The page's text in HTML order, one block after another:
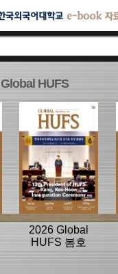
Global HUFS
2026 Global
HUFS 봄호